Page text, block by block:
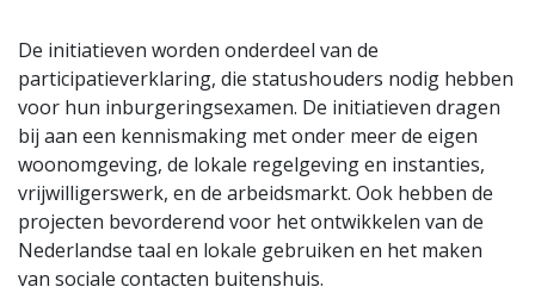
De initiatieven worden onderdeel van de
participatieverklaring, die statushouders nodig hebben
voor hun inburgeringsexamen. De initiatieven dragen
bij aan een kennismaking met onder meer de eigen
woonomgeving, de lokale regelgeving en instanties,
vrijwilligerswerk, en de arbeidsmarkt. Ook hebben de
projecten bevorderend voor het ontwikkelen van de
Nederlandse taal en lokale gebruiken en het maken
van sociale contacten buitenshuis.